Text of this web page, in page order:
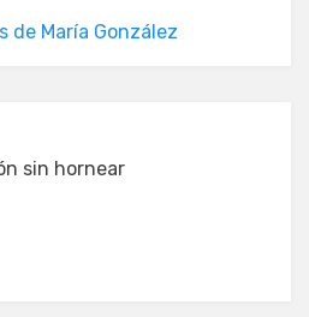
de María González
sin hornear